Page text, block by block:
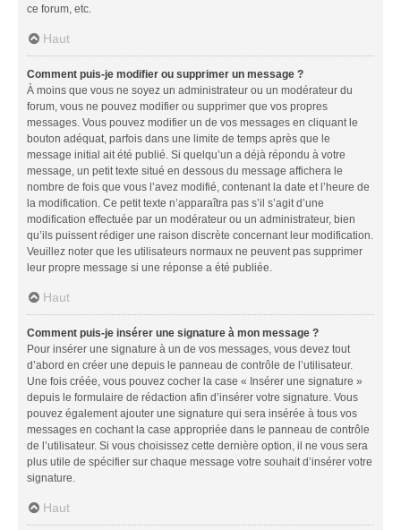
ce forum, etc.
Haut
Comment puis-je modifier ou supprimer un message ?
À moins que vous ne soyez un administrateur ou un modérateur du
forum, vous ne pouvez modifier ou supprimer que vos propres
messages. Vous pouvez modifier un de vos messages en cliquant le
bouton adéquat, parfois dans une limite de temps après que le
message initial ait été publié. Si quelqu’un a déjà répondu à votre
message, un petit texte situé en dessous du message affichera le
nombre de fois que vous l’avez modifié, contenant la date et l’heure de
la modification. Ce petit texte n’apparaîtra pas s’il s’agit d’une
modification effectuée par un modérateur ou un administrateur, bien
qu’ils puissent rédiger une raison discrète concernant leur modification.
Veuillez noter que les utilisateurs normaux ne peuvent pas supprimer
leur propre message si une réponse a été publiée.
Haut
Comment puis-je insérer une signature à mon message ?
Pour insérer une signature à un de vos messages, vous devez tout
d’abord en créer une depuis le panneau de contrôle de l’utilisateur.
Une fois créée, vous pouvez cocher la case « Insérer une signature »
depuis le formulaire de rédaction afin d’insérer votre signature. Vous
pouvez également ajouter une signature qui sera insérée à tous vos
messages en cochant la case appropriée dans le panneau de contrôle
de l’utilisateur. Si vous choisissez cette dernière option, il ne vous sera
plus utile de spécifier sur chaque message votre souhait d’insérer votre
signature.
Haut